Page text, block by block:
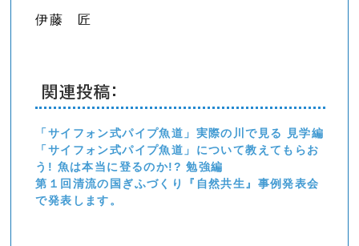
伊藤 匠
関連投稿:
「サイフォン式パイプ魚道」実際の川で見る 見学編
「サイフォン式パイプ魚道」について教えてもらお
う! 魚は本当に登るのか!? 勉強編
第１回清流の国ぎふづくり『自然共生』事例発表会
で発表します。